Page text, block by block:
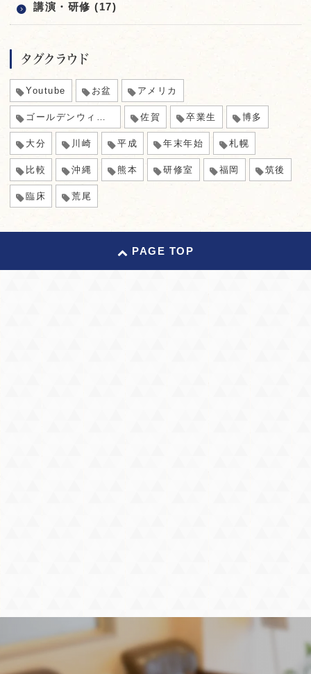
講演・研修 (17)
タグクラウド
Youtube お盆 アメリカ
ゴールデンウィーク 佐賀 卒業生 博多
大分 川崎 平成 年末年始 札幌
比較 沖縄 熊本 研修室 福岡 筑後
臨床 荒尾
PAGE TOP